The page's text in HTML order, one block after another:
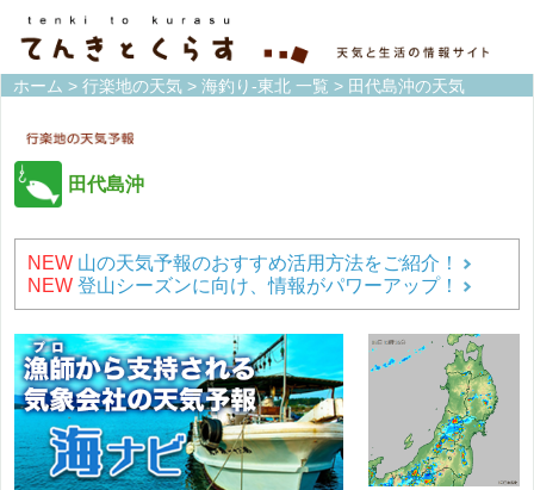
ホーム > 行楽地の天気 > 海釣り-東北 一覧 > 田代島沖の天気
田代島沖
NEW 山の天気予報のおすすめ活用方法をご紹介！
NEW 登山シーズンに向け、情報がパワーアップ！